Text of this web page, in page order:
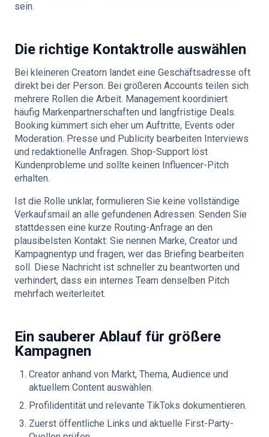
sein.
Die richtige Kontaktrolle auswählen
Bei kleineren Creatorn landet eine Geschäftsadresse oft
direkt bei der Person. Bei größeren Accounts teilen sich
mehrere Rollen die Arbeit. Management koordiniert
häufig Markenpartnerschaften und langfristige Deals.
Booking kümmert sich eher um Auftritte, Events oder
Moderation. Presse und Publicity bearbeiten Interviews
und redaktionelle Anfragen. Shop-Support löst
Kundenprobleme und sollte keinen Influencer-Pitch
erhalten.
Ist die Rolle unklar, formulieren Sie keine vollständige
Verkaufsmail an alle gefundenen Adressen. Senden Sie
stattdessen eine kurze Routing-Anfrage an den
plausibelsten Kontakt: Sie nennen Marke, Creator und
Kampagnentyp und fragen, wer das Briefing bearbeiten
soll. Diese Nachricht ist schneller zu beantworten und
verhindert, dass ein internes Team denselben Pitch
mehrfach weiterleitet.
Ein sauberer Ablauf für größere
Kampagnen
Creator anhand von Markt, Thema, Audience und
aktuellem Content auswählen.
Profilidentität und relevante TikToks dokumentieren.
Zuerst öffentliche Links und aktuelle First-Party-